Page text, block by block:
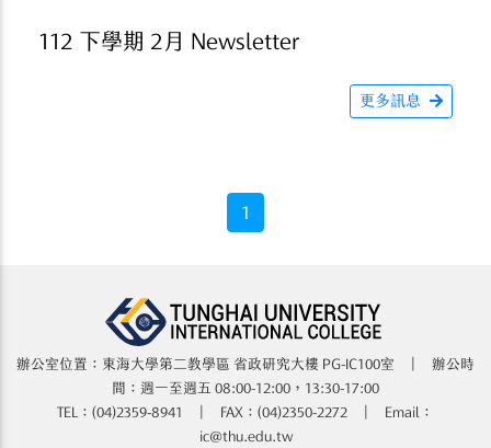
112 下學期 2月 Newsletter
更多訊息
1
辦公室位置：東海大學第二教學區 省政研究大樓​​​​ PG-IC100室 | 辦公時
間：週一至週五 08:00-12:00，13:30-17:00
TEL：(04)2359-8941 | FAX：(04)2350-2272 | Email：
ic@thu.edu.tw